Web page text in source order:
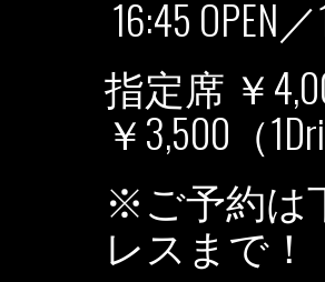
16:45 OPEN
指定席 ￥
￥3,500（
※ご予約は
レスまで！